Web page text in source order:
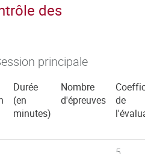
des
principale
Durée
(en
minutes)
Nombre
d'épreuves
de